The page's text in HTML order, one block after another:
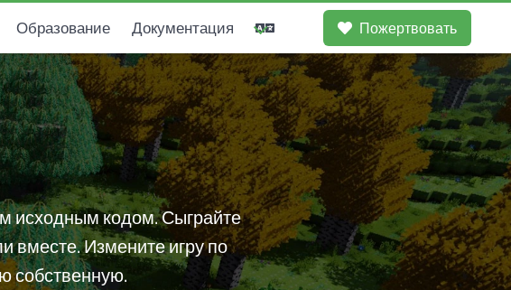
Образование Документация Пожертвовать
исходным кодом. Сыграйте
вместе. Измените игру по
собственную.